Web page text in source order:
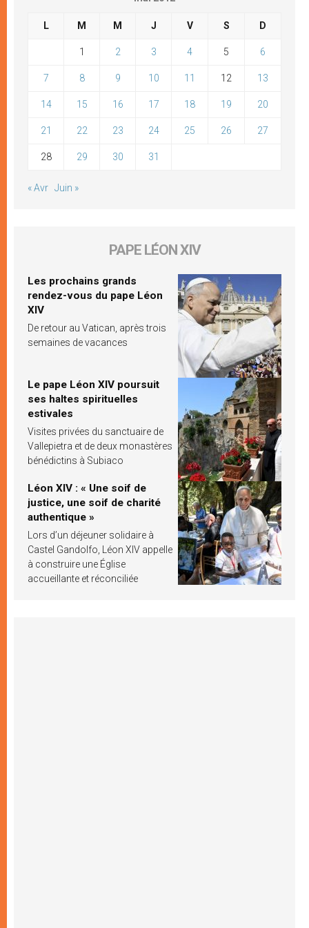
L M M J V S D
1 2 3 4 5 6
7 8 9 10 11 12 13
14 15 16 17 18 19 20
21 22 23 24 25 26 27
28 29 30 31
« Avr Juin »
PAPE LÉON XIV
Les prochains grands
rendez-vous du pape Léon
XIV
De retour au Vatican, après trois
semaines de vacances
Le pape Léon XIV poursuit
ses haltes spirituelles
estivales
Visites privées du sanctuaire de
Vallepietra et de deux monastères
bénédictins à Subiaco
Léon XIV : « Une soif de
justice, une soif de charité
authentique »
Lors d’un déjeuner solidaire à
Castel Gandolfo, Léon XIV appelle
à construire une Église
accueillante et réconciliée